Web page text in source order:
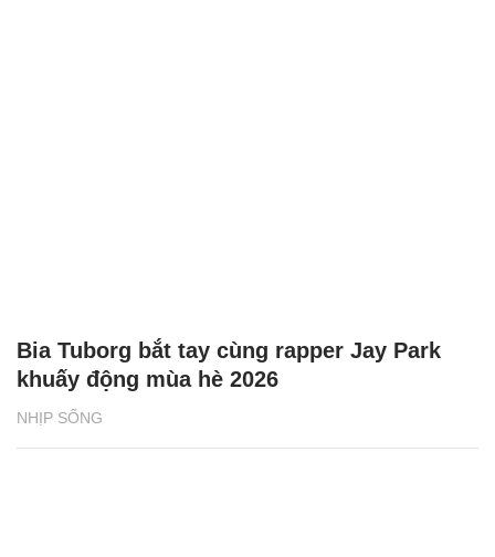
NHỊP SỐNG
Bia Tuborg bắt tay cùng rapper Jay Park
khuấy động mùa hè 2026